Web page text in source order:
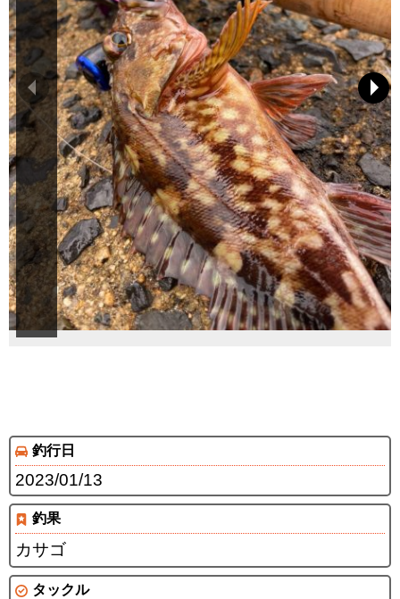
釣行日
2023/01/13
釣果
カサゴ
タックル